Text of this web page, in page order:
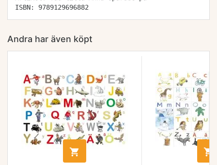
ISBN: 9789129696882
Andra har även köpt
 